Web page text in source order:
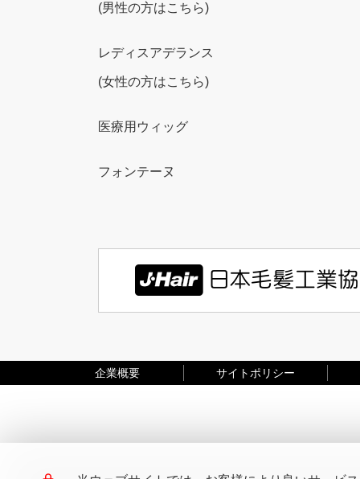
(男性の方はこちら)
レディスアデランス
(女性の方はこちら)
医療用ウィッグ
フォンテーヌ
企業概要 サイトポリシー